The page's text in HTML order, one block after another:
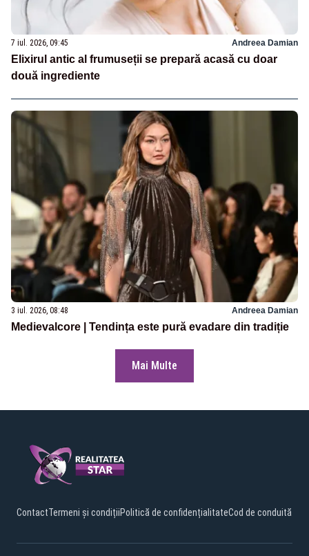
7 iul. 2026, 09:45 Andreea Damian
Elixirul antic al frumuseții se prepară acasă cu doar
două ingrediente
3 iul. 2026, 08:48 Andreea Damian
Medievalcore | Tendința este pură evadare din tradiție
Mai Multe
ContactTermeni și condițiiPolitică de confidențialitateCod de conduită